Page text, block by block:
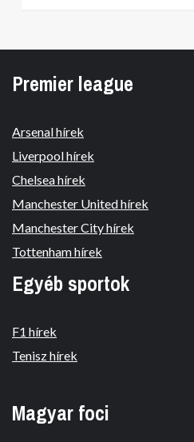
Premier league
Arsenal hírek
Liverpool hírek
Chelsea hírek
Manchester United hírek
Manchester City hírek
Tottenham hírek
Egyéb sportok
F1 hírek
Tenisz hírek
Magyar foci